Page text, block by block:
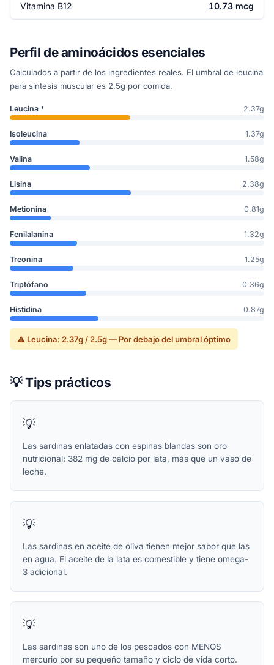
Vitamina B12 10.73 mcg
Perfil de aminoácidos esenciales
Calculados a partir de los ingredientes reales. El umbral de leucina
para síntesis muscular es 2.5g por comida.
Leucina * 2.37g
Isoleucina 1.37g
Valina 1.58g
Lisina 2.38g
Metionina 0.81g
Fenilalanina 1.32g
Treonina 1.25g
Triptófano 0.36g
Histidina 0.87g
⚠ Leucina: 2.37g / 2.5g — Por debajo del umbral óptimo
💡 Tips prácticos
💡
Las sardinas enlatadas con espinas blandas son oro
nutricional: 382 mg de calcio por lata, más que un vaso de
leche.
💡
Las sardinas en aceite de oliva tienen mejor sabor que las
en agua. El aceite de la lata es comestible y tiene omega-
3 adicional.
💡
Las sardinas son uno de los pescados con MENOS
mercurio por su pequeño tamaño y ciclo de vida corto.